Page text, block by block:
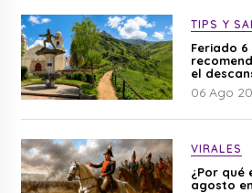
TIPS Y
Feriado
el
06 Ago
VIRALES
¿Por qué
agosto